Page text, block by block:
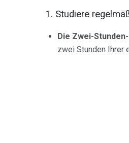
1. Studiere
Die Zwei-
zwei Stunden Ihrer